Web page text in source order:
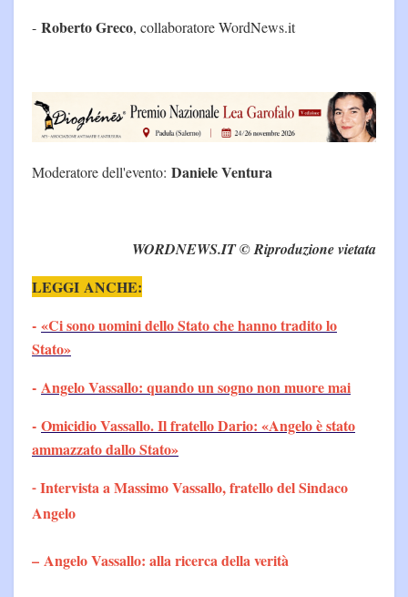
- Roberto Greco, collaboratore WordNews.it
Moderatore dell'evento: Daniele Ventura
WORDNEWS.IT © Riproduzione vietata
LEGGI ANCHE:
- «Ci sono uomini dello Stato che hanno tradito lo
Stato»
- Angelo Vassallo: quando un sogno non muore mai
- Omicidio Vassallo. Il fratello Dario: «Angelo è stato
ammazzato dallo Stato»
- Intervista a Massimo Vassallo, fratello del Sindaco
Angelo
– Angelo Vassallo: alla ricerca della verità